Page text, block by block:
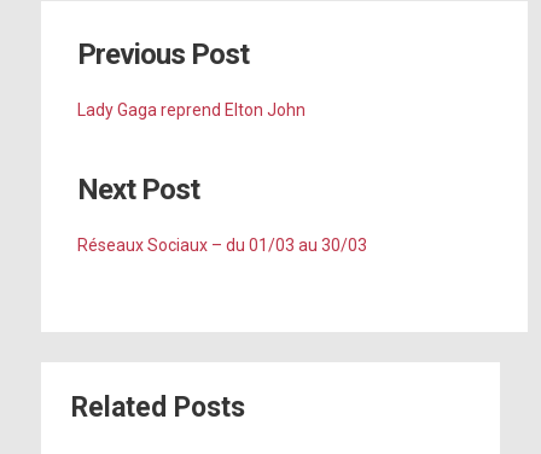
Previous Post
Lady Gaga reprend Elton John
Next Post
Réseaux Sociaux – du 01/03 au 30/03
Related Posts